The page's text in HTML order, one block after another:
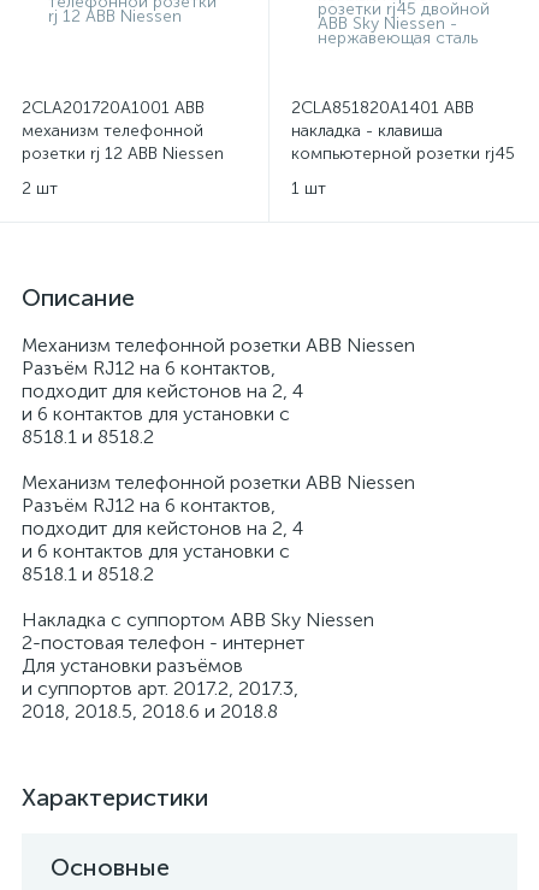
2CLA201720A1001 ABB
механизм телефонной
розетки rj 12 ABB Niessen
2 шт
2CLA851820A1401 ABB
накладка - клавиша
компьютерной розетки rj45
нержавеющая сталь
1 шт
Описание
Механизм телефонной розетки ABB Niessen
Разъём RJ12 на 6 контактов,
подходит для кейстонов на 2, 4
и 6 контактов для установки с
8518.1 и 8518.2
Механизм телефонной розетки ABB Niessen
Разъём RJ12 на 6 контактов,
подходит для кейстонов на 2, 4
и 6 контактов для установки с
8518.1 и 8518.2
Накладка с суппортом ABB Sky Niessen
2-постовая телефон - интернет
Для установки разъёмов
и суппортов арт. 2017.2, 2017.3,
2018, 2018.5, 2018.6 и 2018.8
Характеристики
Основные